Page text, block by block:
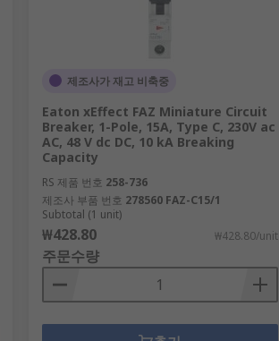
제조사가 재고 비축중
Eaton xEffect FAZ Miniature Circuit
Breaker, 1-Pole, 15A, Type C, 230V ac
AC, 48 V dc DC, 10 kA Breaking
Capacity
RS 제품 번호 258-736
제조사 부품 번호 278560 FAZ-C15/1
Subtotal (1 unit)
₩428.80 ₩428.80/unit
주문수량